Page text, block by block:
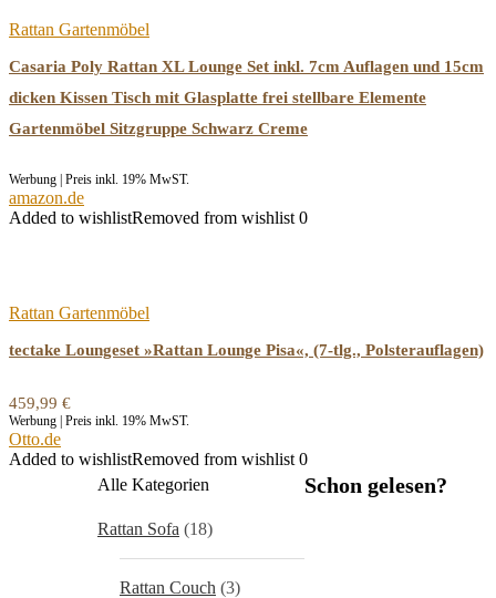
Rattan Gartenmöbel
Casaria Poly Rattan XL Lounge Set inkl. 7cm Auflagen und 15cm
dicken Kissen Tisch mit Glasplatte frei stellbare Elemente
Gartenmöbel Sitzgruppe Schwarz Creme
Werbung | Preis inkl. 19% MwST.
amazon.de
Added to wishlistRemoved from wishlist 0
Rattan Gartenmöbel
tectake Loungeset »Rattan Lounge Pisa«, (7-tlg., Polsterauflagen)
459,99 €
Werbung | Preis inkl. 19% MwST.
Otto.de
Added to wishlistRemoved from wishlist 0
Alle Kategorien
Rattan Sofa (18)
Rattan Couch (3)
Schon gelesen?